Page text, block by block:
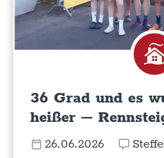
36 Grad und es
heißer –
26.06.2026